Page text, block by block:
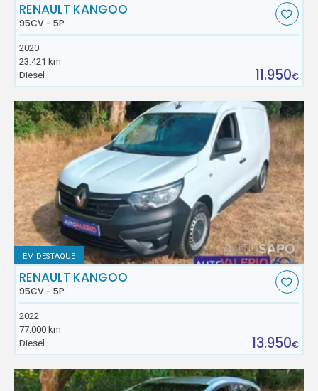
RENAULT KANGOO
95CV - 5P
2020
23.421 km
Diesel
11.950€
EM DESTAQUE
RENAULT KANGOO
95CV - 5P
2022
77.000 km
Diesel
13.950€